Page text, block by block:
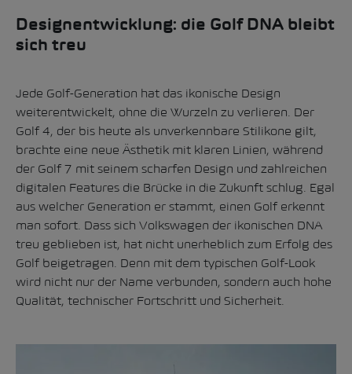
Designentwicklung: die Golf DNA bleibt
sich treu
Jede Golf-Generation hat das ikonische Design
weiterentwickelt, ohne die Wurzeln zu verlieren. Der
Golf 4, der bis heute als unverkennbare Stilikone gilt,
brachte eine neue Ästhetik mit klaren Linien, während
der Golf 7 mit seinem scharfen Design und zahlreichen
digitalen Features die Brücke in die Zukunft schlug. Egal
aus welcher Generation er stammt, einen Golf erkennt
man sofort. Dass sich Volkswagen der ikonischen DNA
treu geblieben ist, hat nicht unerheblich zum Erfolg des
Golf beigetragen. Denn mit dem typischen Golf-Look
wird nicht nur der Name verbunden, sondern auch hohe
Qualität, technischer Fortschritt und Sicherheit.